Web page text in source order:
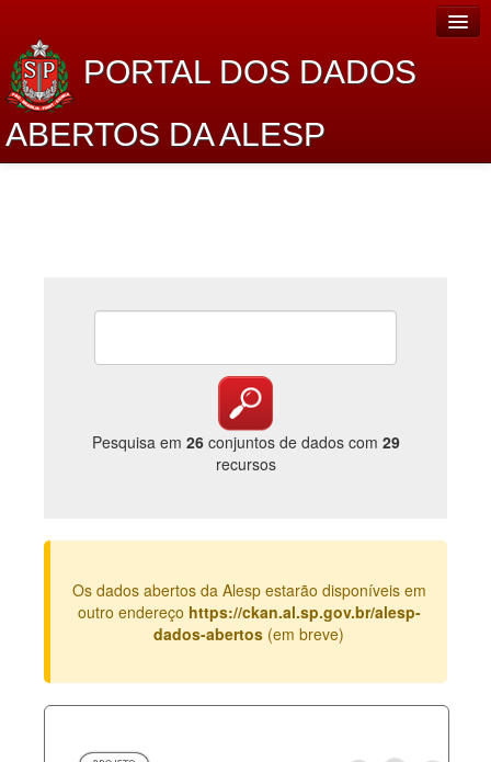
PORTAL DOS DADOS
ABERTOS DA ALESP
Lei de Acesso à Informação
Catálogo de dados
Legislação
Perguntas frequentes
Pesquisa em 26conjuntos de dados com 29
recursos
Os dados abertos da Alesp estarão disponíveis em
outro endereço https://ckan.al.sp.gov.br/alesp-
dados-abertos (em breve)